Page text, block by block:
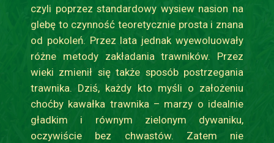
czyli poprzez standardowy wysiew nasion na
glebę to czynność teoretycznie prosta i znana
od pokoleń. Przez lata jednak wyewoluowały
różne metody zakładania trawników. Przez
wieki zmienił się także sposób postrzegania
trawnika. Dziś, każdy kto myśli o założeniu
choćby kawałka trawnika – marzy o idealnie
gładkim i równym zielonym dywaniku,
oczywiście bez chwastów. Zatem nie